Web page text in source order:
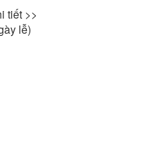
nhiều phần quà hấp
tiết >>
lễ)